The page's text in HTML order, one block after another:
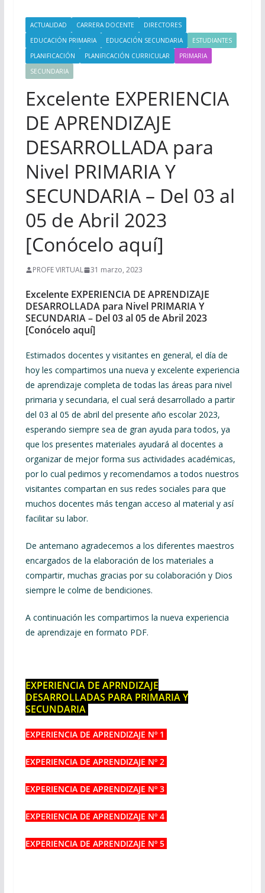
ACTUALIDAD CARRERA DOCENTE
DIRECTORES
EDUCACIÓN PRIMARIA
EDUCACIÓN SECUNDARIA
ESTUDIANTES
PLANIFICACIÓN
PLANIFICACIÓN CURRICULAR
PRIMARIA
SECUNDARIA
Excelente EXPERIENCIA
DE APRENDIZAJE
DESARROLLADA para
Nivel PRIMARIA Y
SECUNDARIA – Del 03 al
05 de Abril 2023
[Conócelo aquí]
PROFE VIRTUAL 31 marzo, 2023
Excelente EXPERIENCIA DE APRENDIZAJE
DESARROLLADA para Nivel PRIMARIA Y
SECUNDARIA – Del 03 al 05 de Abril 2023
[Conócelo aquí]
Estimados docentes y visitantes en general, el día de
hoy les compartimos una nueva y excelente experiencia
de aprendizaje completa de todas las áreas para nivel
primaria y secundaria, el cual será desarrollado a partir
del 03 al 05 de abril del presente año escolar 2023,
esperando siempre sea de gran ayuda para todos, ya
que los presentes materiales ayudará al docentes a
organizar de mejor forma sus actividades académicas,
por lo cual pedimos y recomendamos a todos nuestros
visitantes compartan en sus redes sociales para que
muchos docentes más tengan acceso al material y así
facilitar su labor.
De antemano agradecemos a los diferentes maestros
encargados de la elaboración de los materiales a
compartir, muchas gracias por su colaboración y Dios
siempre le colme de bendiciones.
A continuación les compartimos la nueva experiencia
de aprendizaje en formato PDF.
EXPERIENCIA DE APRNDIZAJE
DESARROLLADAS PARA PRIMARIA Y
SECUNDARIA
EXPERIENCIA DE APRENDIZAJE Nº 1
EXPERIENCIA DE APRENDIZAJE Nº 2
EXPERIENCIA DE APRENDIZAJE Nº 3
EXPERIENCIA DE APRENDIZAJE Nº 4
EXPERIENCIA DE APRENDIZAJE Nº 5